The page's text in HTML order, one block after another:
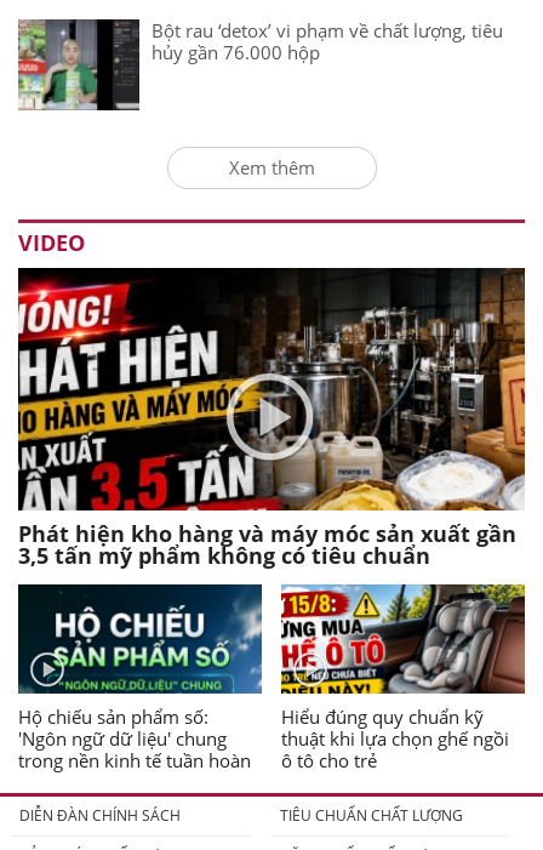
Bột rau ‘detox’ vi phạm về chất lượng, tiêu
hủy gần 76.000 hộp
Xem thêm
VIDEO
Phát hiện kho hàng và máy móc sản xuất gần
3,5 tấn mỹ phẩm không có tiêu chuẩn
Hộ chiếu sản phẩm số:
'Ngôn ngữ dữ liệu' chung
trong nền kinh tế tuần hoàn
Hiểu đúng quy chuẩn kỹ
thuật khi lựa chọn ghế ngồi
ô tô cho trẻ
DIỄN ĐÀN CHÍNH SÁCH
TIÊU CHUẨN CHẤT LƯỢNG